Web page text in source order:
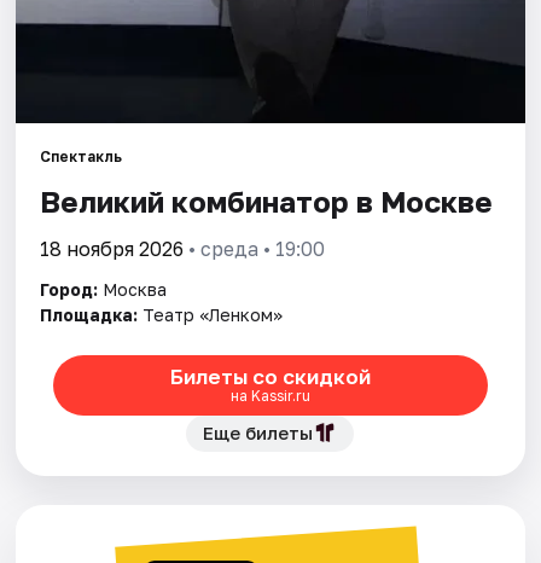
Спектакль
Великий комбинатор в Москве
18 ноября 2026 • среда • 19:00
Город: Москва
Площадка: Театр «Ленком»
Билеты со скидкой
на Kassir.ru
Еще билеты